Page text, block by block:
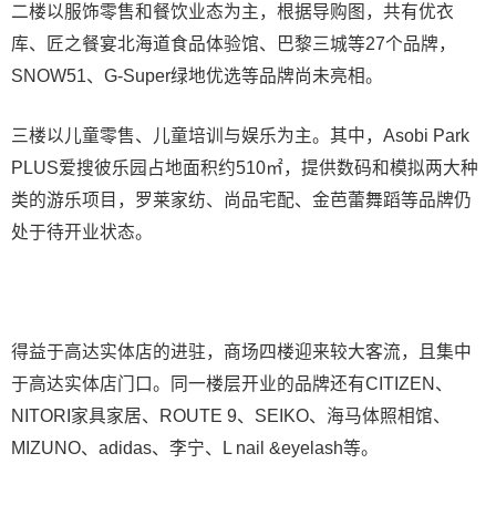
二楼以服饰零售和餐饮业态为主，根据导购图，共有优衣
库、匠之餐宴北海道食品体验馆、巴黎三城等27个品牌，
SNOW51、G-Super绿地优选等品牌尚未亮相。
三楼以儿童零售、儿童培训与娱乐为主。其中，Asobi Park
PLUS爱搜彼乐园占地面积约510㎡，提供数码和模拟两大种
类的游乐项目，罗莱家纺、尚品宅配、金芭蕾舞蹈等品牌仍
处于待开业状态。
得益于高达实体店的进驻，商场四楼迎来较大客流，且集中
于高达实体店门口。同一楼层开业的品牌还有CITIZEN、
NITORI家具家居、ROUTE 9、SEIKO、海马体照相馆、
MIZUNO、adidas、李宁、L nail &eyelash等。